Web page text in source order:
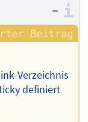
–
Verzeichnis
definiert